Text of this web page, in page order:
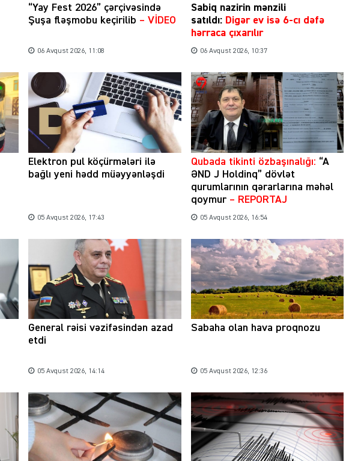
“Yay Fest 2026” çərçivəsində
Şuşa fləşmobu keçirilib – VİDEO
06 Avqust 2026, 11:08
Sabiq nazirin mənzili
satıldı: Digər ev isə 6-cı dəfə
hərraca çıxarılır
06 Avqust 2026, 10:37
Elektron pul köçürmələri ilə
bağlı yeni hədd müəyyənləşdi
05 Avqust 2026, 17:43
Qubada tikinti özbaşınalığı: “A
ƏND J Holdinq” dövlət
qurumlarının qərarlarına məhəl
qoymur – REPORTAJ
05 Avqust 2026, 16:54
General rəisi vəzifəsindən azad
etdi
05 Avqust 2026, 14:14
Sabaha olan hava proqnozu
05 Avqust 2026, 12:36
Şəhərsalma ili və qanunsuz tikintilər:
nəzarət mexanizmi haradadır?
01 İyun 2026, 11:28